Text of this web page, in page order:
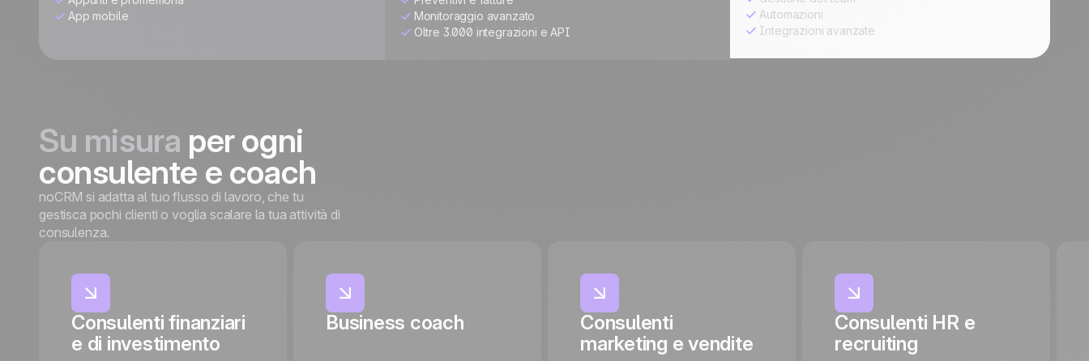
App mobile
Monitoraggio avanzato
Oltre 3.000 integrazioni e API
Automazioni
Integrazioni avanzate
Su misura per ogni
consulente e coach
noCRM si adatta al tuo flusso di lavoro, che tu
gestisca pochi clienti o voglia scalare la tua attività di
consulenza.
Consulenti finanziari
e di investimento
Business coach
Consulenti
marketing e vendite
Consulenti HR e
recruiting